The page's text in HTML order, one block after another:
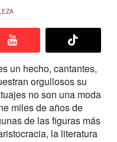
un hecho, cantantes,
orgullosos su
no son una moda
miles de años de
de las figuras más
la literatura